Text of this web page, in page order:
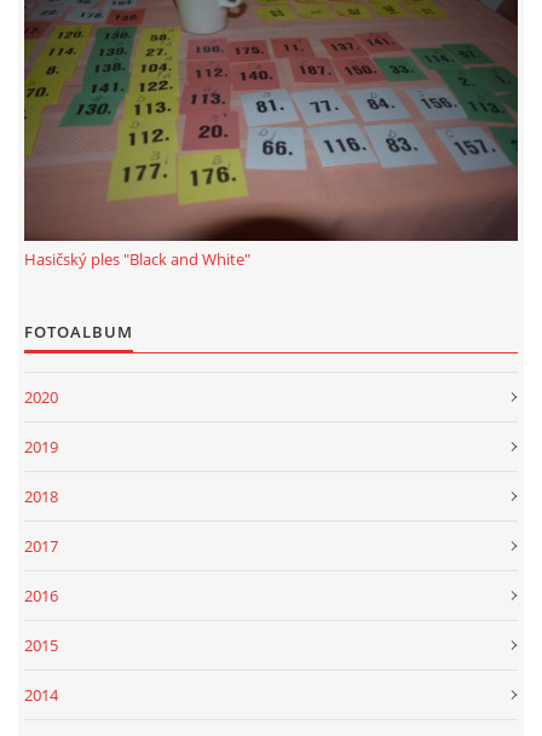
© 2026 eStránky.cz |Tisk | Aktualizováno: 1. 1. 2022
Hasičský ples "Black and White"
FOTOALBUM
2020
2019
2018
2017
2016
2015
2014